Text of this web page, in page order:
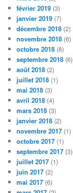
février 2019 (3)
janvier 2019 (7)
décembre 2018 (2)
novembre 2018 (6)
octobre 2018 (8)
septembre 2018 (6)
août 2018 (2)
juillet 2018 (1)
mai 2018 (3)
avril 2018 (4)
mars 2018 (3)
janvier 2018 (2)
novembre 2017 (1)
octobre 2017 (1)
septembre 2017 (3)
juillet 2017 (1)
juin 2017 (2)
mai 2017 (6)